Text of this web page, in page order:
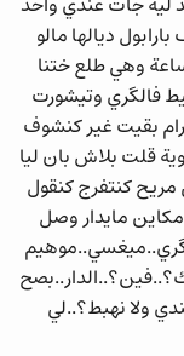
ليه جات عندي واحد
ديالها مالو
وهي طلع ختنا
فالگري وتيشورت
بقيت غير كنشوف
قلت بلاش بان ليا
كنتفرج كنقول
مايدار وصل
ولا نهبط؟..لي